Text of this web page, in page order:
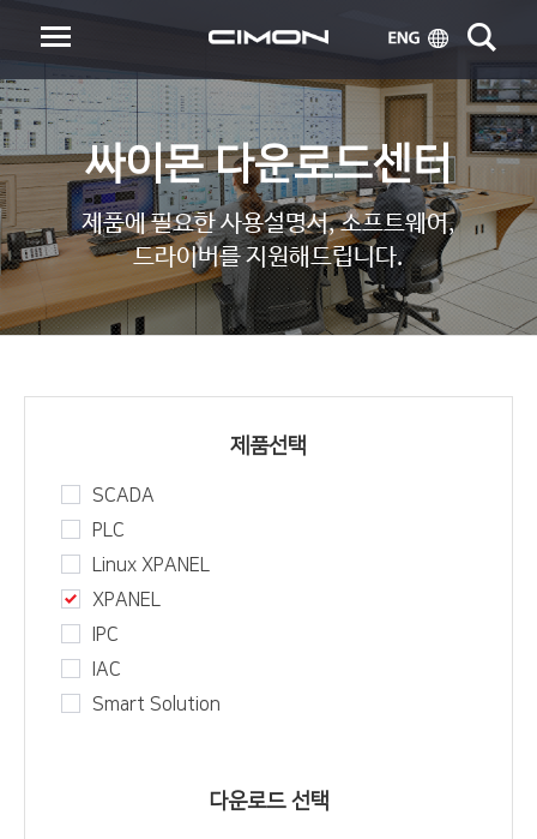
싸이몬 다운로드센터
제품에 필요한 사용설명서, 소프트웨어,
드라이버를 지원해드립니다.
제품선택
SCADA
PLC
Linux XPANEL
XPANEL
IPC
IAC
Smart Solution
다운로드 선택